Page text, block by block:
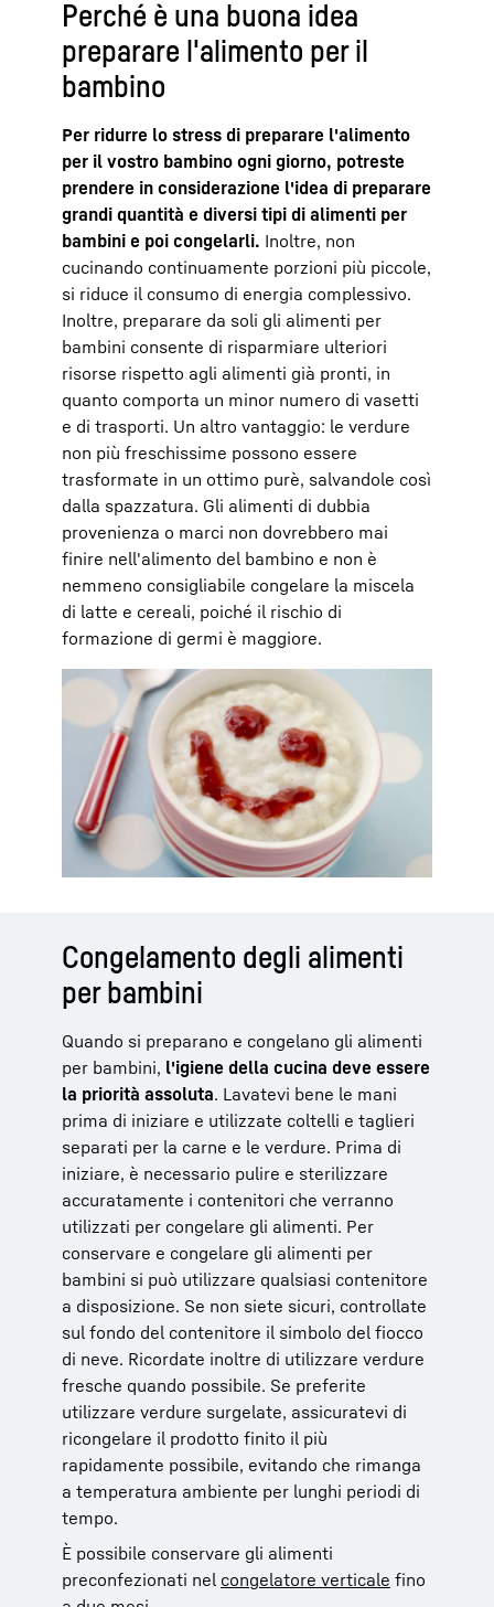
Perché è una buona idea
preparare l'alimento per il
bambino
Per ridurre lo stress di preparare l'alimento
per il vostro bambino ogni giorno, potreste
prendere in considerazione l'idea di preparare
grandi quantità e diversi tipi di alimenti per
bambini e poi congelarli. Inoltre, non
cucinando continuamente porzioni più piccole,
si riduce il consumo di energia complessivo.
Inoltre, preparare da soli gli alimenti per
bambini consente di risparmiare ulteriori
risorse rispetto agli alimenti già pronti, in
quanto comporta un minor numero di vasetti
e di trasporti. Un altro vantaggio: le verdure
non più freschissime possono essere
trasformate in un ottimo purè, salvandole così
dalla spazzatura. Gli alimenti di dubbia
provenienza o marci non dovrebbero mai
finire nell'alimento del bambino e non è
nemmeno consigliabile congelare la miscela
di latte e cereali, poiché il rischio di
formazione di germi è maggiore.
Congelamento degli alimenti
per bambini
Quando si preparano e congelano gli alimenti
per bambini, l'igiene della cucina deve essere
la priorità assoluta. Lavatevi bene le mani
prima di iniziare e utilizzate coltelli e taglieri
separati per la carne e le verdure. Prima di
iniziare, è necessario pulire e sterilizzare
accuratamente i contenitori che verranno
utilizzati per congelare gli alimenti. Per
conservare e congelare gli alimenti per
bambini si può utilizzare qualsiasi contenitore
a disposizione. Se non siete sicuri, controllate
sul fondo del contenitore il simbolo del fiocco
di neve. Ricordate inoltre di utilizzare verdure
fresche quando possibile. Se preferite
utilizzare verdure surgelate, assicuratevi di
ricongelare il prodotto finito il più
rapidamente possibile, evitando che rimanga
a temperatura ambiente per lunghi periodi di
tempo.
È possibile conservare gli alimenti
preconfezionati nel congelatore verticale fino